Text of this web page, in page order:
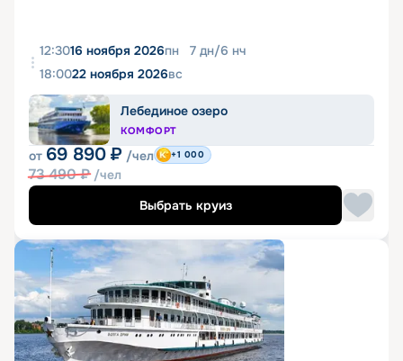
12:3016 ноября 2026пн 7 дн/6 нч
18:0022 ноября 2026вс
Лебединое озеро
КОМФОРТ
от 69 890 ₽ /чел
73 490₽ /чел
+1 000
Выбрать круиз